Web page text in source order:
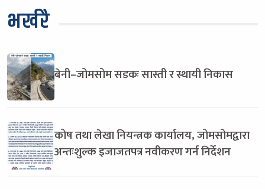
भर्खरै
बेनी–जोमसोम सडकः सास्ती र स्थायी निकास
कोष तथा लेखा नियन्त्रक कार्यालय, जोमसोमद्वारा
अन्तःशुल्क इजाजतपत्र नवीकरण गर्न निर्देशन